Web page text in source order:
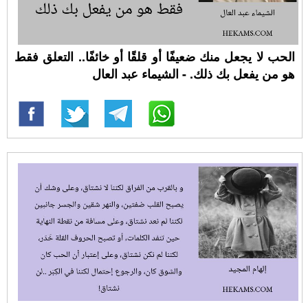
الحب لا يجعل منك ضعيفًا أو قلقًا أو خائفًا.. التعلق فقط
هو من يفعل بك ذلك. - الشيماء عبد العال